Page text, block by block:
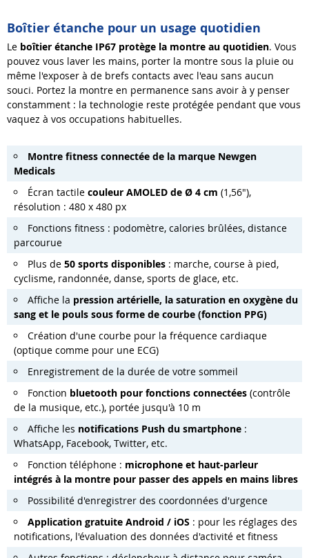
Boîtier étanche pour un usage quotidien
Le boîtier étanche IP67 protège la montre au quotidien. Vous
pouvez vous laver les mains, porter la montre sous la pluie ou
même l'exposer à de brefs contacts avec l'eau sans aucun
souci. Portez la montre en permanence sans avoir à y penser
constamment : la technologie reste protégée pendant que vous
vaquez à vos occupations habituelles.
Montre fitness connectée de la marque Newgen
Medicals
Écran tactile couleur AMOLED de Ø 4 cm (1,56"),
résolution : 480 x 480 px
Fonctions fitness : podomètre, calories brûlées, distance
parcourue
Plus de 50 sports disponibles : marche, course à pied,
cyclisme, randonnée, danse, sports de glace, etc.
Affiche la pression artérielle, la saturation en oxygène du
sang et le pouls sous forme de courbe (fonction PPG)
Création d'une courbe pour la fréquence cardiaque
(optique comme pour une ECG)
Enregistrement de la durée de votre sommeil
Fonction bluetooth pour fonctions connectées (contrôle
de la musique, etc.), portée jusqu'à 10 m
Affiche les notifications Push du smartphone :
WhatsApp, Facebook, Twitter, etc.
Fonction téléphone : microphone et haut-parleur
intégrés à la montre pour passer des appels en mains libres
Possibilité d'enregistrer des coordonnées d'urgence
Application gratuite Android / iOS : pour les réglages des
notifications, l'évaluation des données d'activité et fitness